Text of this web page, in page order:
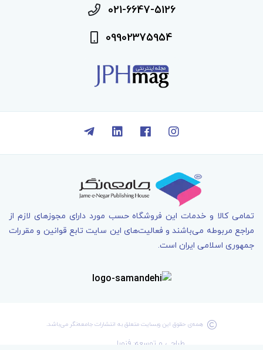
021-6647-5126
09902375954
تمامی کالا و خدمات اين فروشگاه حسب مورد دارای مجوزهای لازم از
مراجع مربوطه می‌باشند و فعاليت‌های اين سايت تابع قوانين و مقررات
جمهوری اسلامی ايران است.
همه‌ی حقوق اين وبسايت متعلق به انتشارات جامعه­‌نگر می‌باشد.
طراحی و توسعه: فنورا